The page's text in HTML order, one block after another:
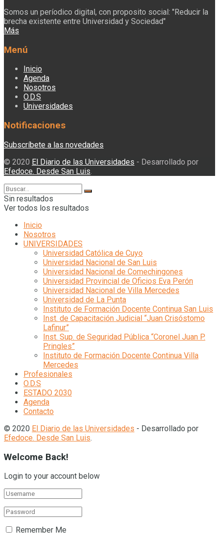
Somos un períodico digital, con proposito social: "Reducir la
brecha existente entre Universidad y Sociedad"
Más
Menú
Inicio
Agenda
Nosotros
O.D.S
Universidades
Notificaciones
Subscríbete a las novedades
© 2020 El Diario de las Universidades - Desarrollado por
Efedoce. Desde San Luis.
Sin resultados
Ver todos los resultados
Inicio
Nosotros
UNIVERSIDADES
Universidad Católica de Cuyo
Universidad Nacional de San Luis
Universidad Nacional de Comechingones
Universidad Provincial de Oficios Eva Perón
Universidad Nacional de Villa Mercedes
Universidad de La Punta
Instituto de Formación Docente Continua San Luis
Inst. de Capacitación Judicial “Juan Crisóstomo
Lafinur”
Inst. Sup. de Seguridad Pública “Coronel Juan P.
Pringles”
Instituto de Formación Docente Continua Villa
Mercedes
Profesionales
O.D.S
ESTADO 2030
Agenda
Contacto
© 2020 El Diario de las Universidades - Desarrollado por
Efedoce. Desde San Luis.
Welcome Back!
Login to your account below
Remember Me